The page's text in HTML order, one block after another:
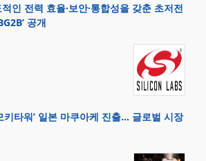
인 전력 효율·보안·통합성을 갖춘 초저전
공개
키타워’ 일본 마쿠아케 진출… 글로벌 시장